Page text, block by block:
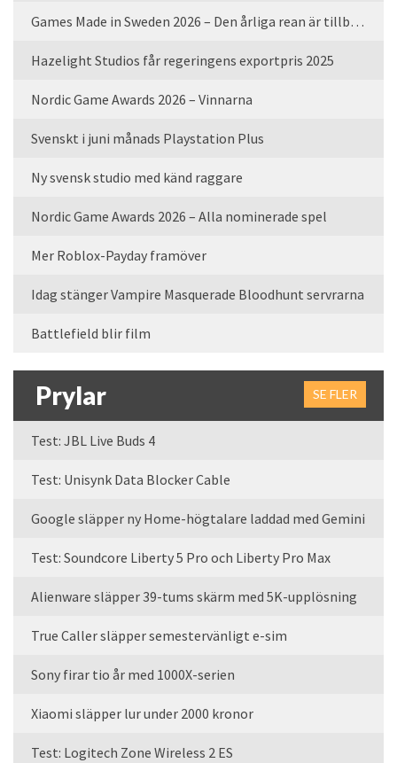
Games Made in Sweden 2026 – Den årliga rean är tillbaka
Hazelight Studios får regeringens exportpris 2025
Nordic Game Awards 2026 – Vinnarna
Svenskt i juni månads Playstation Plus
Ny svensk studio med känd raggare
Nordic Game Awards 2026 – Alla nominerade spel
Mer Roblox-Payday framöver
Idag stänger Vampire Masquerade Bloodhunt servrarna
Battlefield blir film
Prylar SE FLER
Test: JBL Live Buds 4
Test: Unisynk Data Blocker Cable
Google släpper ny Home-högtalare laddad med Gemini
Test: Soundcore Liberty 5 Pro och Liberty Pro Max
Alienware släpper 39-tums skärm med 5K-upplösning
True Caller släpper semestervänligt e-sim
Sony firar tio år med 1000X-serien
Xiaomi släpper lur under 2000 kronor
Test: Logitech Zone Wireless 2 ES